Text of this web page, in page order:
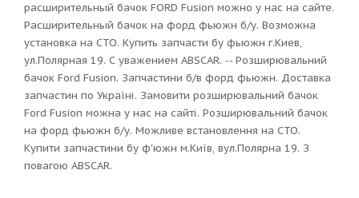
расширительный бачок FORD Fusion можно у нас на сайте.
Расширительный бачок на форд фьюжн б/у. Возможна
установка на СТО. Купить запчасти бу фьюжн г.Киев,
ул.Полярная 19. С уважением ABSCAR. -- Розширювальний
бачок Ford Fusion. Запчастини б/в форд фьюжн. Доставка
запчастин по Україні. Замовити розширювальний бачок
Ford Fusion можна у нас на сайті. Розширювальний бачок
на форд фьюжн б/у. Можливе встановлення на СТО.
Купити запчастини бу ф'южн м.Київ, вул.Полярна 19. З
повагою ABSCAR.